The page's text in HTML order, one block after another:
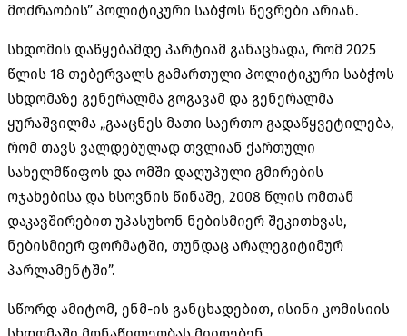
მოძრაობის” პოლიტიკური საბჭოს წევრები არიან.
სხდომის დაწყებამდე პარტიამ განაცხადა, რომ 2025
წლის 18 თებერვალს გამართული პოლიტიკური საბჭოს
სხდომაზე გენერალმა გოგავამ და გენერალმა
ყურაშვილმა „გააცნეს მათი საერთო გადაწყვეტილება,
რომ თავს ვალდებულად თვლიან ქართული
სახელმწიფოს და ომში დაღუპული გმირების
ოჯახებისა და ხსოვნის წინაშე, 2008 წლის ომთან
დაკავშირებით უპასუხონ ნებისმიერ შეკითხვას,
ნებისმიერ ფორმატში, თუნდაც არალეგიტიმურ
პარლამენტში”.
სწორდ ამიტომ, ენმ-ის განცხადებით, ისინი კომისიის